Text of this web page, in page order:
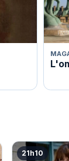
21h10